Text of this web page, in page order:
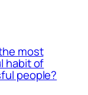
most
habit of
people?